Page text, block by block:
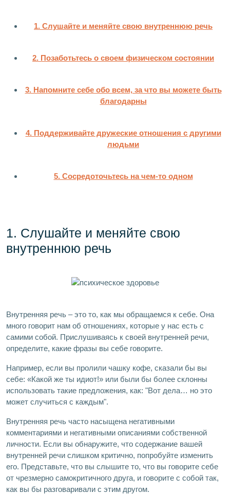
1. Слушайте и меняйте свою внутреннюю речь
2. Позаботьтесь о своем физическом состоянии
3. Напомните себе обо всем, за что вы можете быть
благодарны
4. Поддерживайте дружеские отношения с другими
людьми
5. Сосредоточьтесь на чем-то одном
1. Слушайте и меняйте свою
внутреннюю речь
Внутренняя речь – это то, как мы обращаемся к себе. Она
много говорит нам об отношениях, которые у нас есть с
самими собой. Прислушиваясь к своей внутренней речи,
определите, какие фразы вы себе говорите.
Например, если вы пролили чашку кофе, сказали бы вы
себе: «Какой же ты идиот!» или были бы более склонны
использовать такие предложения, как: "Вот дела… но это
может случиться с каждым".
Внутренняя речь часто насыщена негативными
комментариями и негативными описаниями собственной
личности. Если вы обнаружите, что содержание вашей
внутренней речи слишком критично, попробуйте изменить
его. Представьте, что вы слышите то, что вы говорите себе
от чрезмерно самокритичного друга, и говорите с собой так,
как вы бы разговаривали с этим другом.